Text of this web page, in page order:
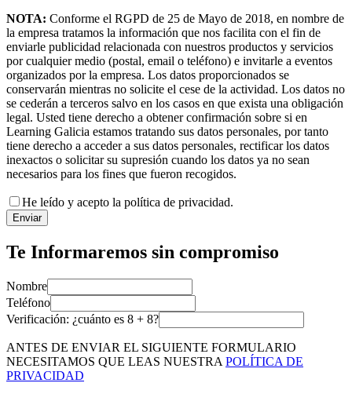
NOTA: Conforme el RGPD de 25 de Mayo de 2018, en nombre de
la empresa tratamos la información que nos facilita con el fin de
enviarle publicidad relacionada con nuestros productos y servicios
por cualquier medio (postal, email o teléfono) e invitarle a eventos
organizados por la empresa. Los datos proporcionados se
conservarán mientras no solicite el cese de la actividad. Los datos no
se cederán a terceros salvo en los casos en que exista una obligación
legal. Usted tiene derecho a obtener confirmación sobre si en
Learning Galicia estamos tratando sus datos personales, por tanto
tiene derecho a acceder a sus datos personales, rectificar los datos
inexactos o solicitar su supresión cuando los datos ya no sean
necesarios para los fines que fueron recogidos.
He leído y acepto la política de privacidad.
Enviar
Te Informaremos sin compromiso
Nombre
Teléfono
Verificación: ¿cuánto es 8 + 8?
ANTES DE ENVIAR EL SIGUIENTE FORMULARIO
NECESITAMOS QUE LEAS NUESTRA POLÍTICA DE
PRIVACIDAD